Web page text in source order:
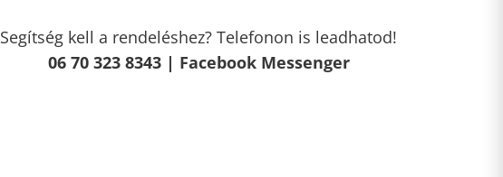
Segítség kell a rendeléshez? Telefonon is leadhatod!
06 70 323 8343 | Facebook Messenger